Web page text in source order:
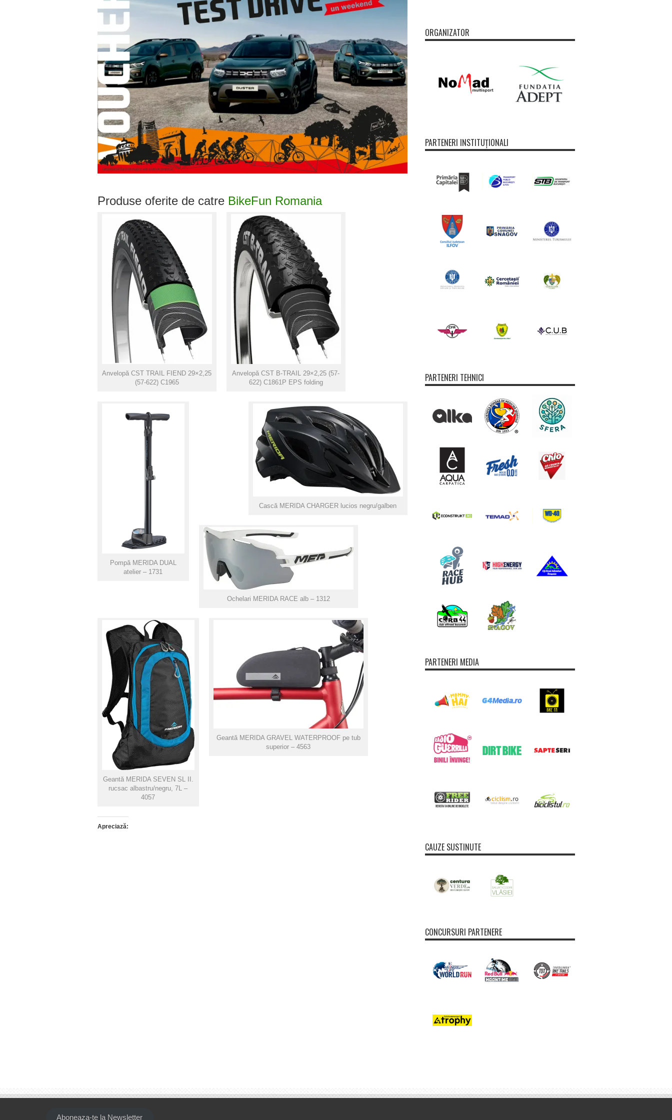
Produse oferite de catre BikeFun Romania
Anvelopă CST TRAIL FIEND 29×2,25
(57-622) C1965
Anvelopă CST B-TRAIL 29×2,25 (57-
622) C1861P EPS folding
Cască MERIDA CHARGER lucios negru/galben
Pompă MERIDA DUAL
atelier – 1731
Ochelari MERIDA RACE alb – 1312
Geantă MERIDA SEVEN SL II.
rucsac albastru/negru, 7L –
4057
Geantă MERIDA GRAVEL WATERPROOF pe tub
superior – 4563
Apreciază:
ORGANIZATOR
PARTENERI INSTITUȚIONALI
PARTENERI TEHNICI
PARTENERI MEDIA
CAUZE SUSTINUTE
CONCURSURI PARTENERE
Aboneaza-te la Newsletter